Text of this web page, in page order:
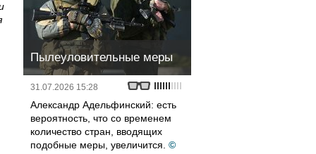
Пылеуловительные меры
31.07.2026 15:28
Александр Адельфинский: есть
вероятность, что со временем
количество стран, вводящих
подобные меры, увеличится. ©